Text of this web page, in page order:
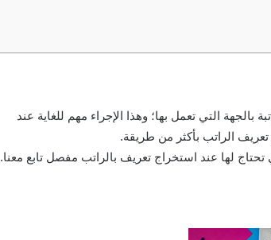
بالجهة التي تعمل بها؛ وهذا الإجراء مهم للغاية عند
الراتب بأكثر من طريقة.
لها عند استخراج تعريف بالراتب مفصل تابع معنا.